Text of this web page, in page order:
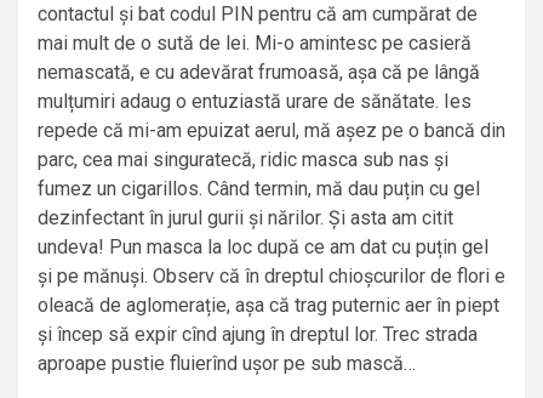
contactul și bat codul PIN pentru că am cumpărat de
mai mult de o sută de lei. Mi-o amintesc pe casieră
nemascată, e cu adevărat frumoasă, așa că pe lângă
mulțumiri adaug o entuziastă urare de sănătate. Ies
repede că mi-am epuizat aerul, mă așez pe o bancă din
parc, cea mai singuratecă, ridic masca sub nas și
fumez un cigarillos. Când termin, mă dau puțin cu gel
dezinfectant în jurul gurii și nărilor. Și asta am citit
undeva! Pun masca la loc după ce am dat cu puțin gel
și pe mănuși. Observ că în dreptul chioșcurilor de flori e
oleacă de aglomerație, așa că trag puternic aer în piept
și încep să expir cînd ajung în dreptul lor. Trec strada
aproape pustie fluierînd ușor pe sub mască…